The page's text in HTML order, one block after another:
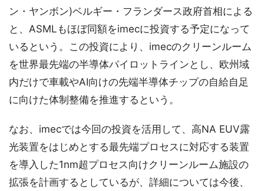
ン・ヤンボン)ベルギー・フランダース政府首相による
と、ASMLもほぼ同額をimecに投資する予定になって
いるという。この投資により、imecのクリーンルーム
を世界最先端の半導体パイロットラインとし、欧州域
内だけで車載やAI向けの先端半導体チップの自給自足
に向けた体制整備を推進するという。
なお、imecでは今回の投資を活用して、高NA EUV露
光装置をはじめとする最先端プロセスに対応する装置
を導入した1nm超プロセス向けクリーンルーム施設の
拡張を計画するとしているが、詳細については今後、